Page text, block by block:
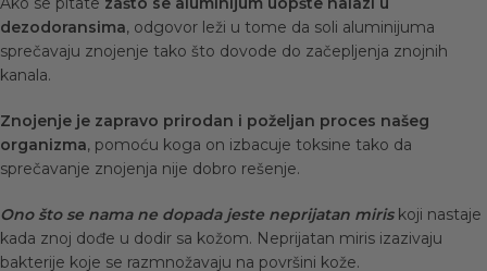
dezodoransima, odgovor leži u tome da soli aluminijuma
sprečavaju znojenje tako što dovode do začepljenja znojnih
kanala.
Znojenje je zapravo prirodan i poželjan proces našeg
organizma, pomoću koga on izbacuje toksine tako da
sprečavanje znojenja nije dobro rešenje.
Ono što se nama ne dopada jeste neprijatan miriskoji nastaje
kada znoj dođe u dodir sa kožom. Neprijatan miris izazivaju
bakterije koje se razmnožavaju na površini kože.